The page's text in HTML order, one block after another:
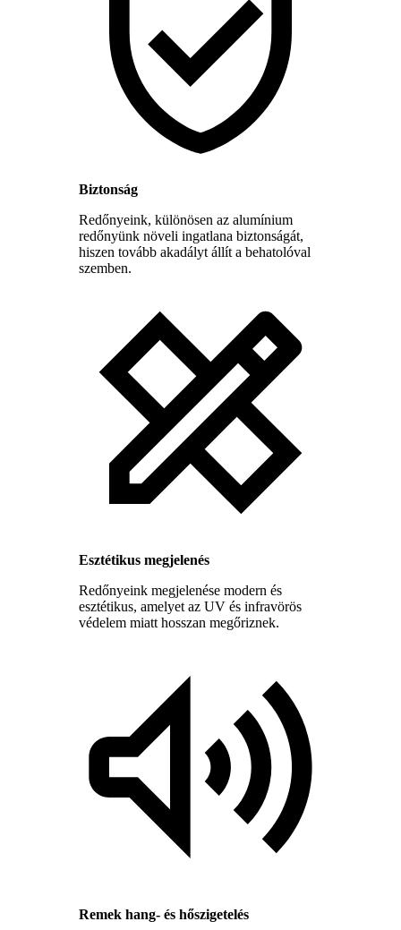
Biztonság
Redőnyeink, különösen az alumínium
redőnyünk növeli ingatlana biztonságát,
hiszen tovább akadályt állít a behatolóval
szemben.
Esztétikus megjelenés
Redőnyeink megjelenése modern és
esztétikus, amelyet az UV és infravörös
védelem miatt hosszan megőriznek.
Remek hang- és hőszigetelés